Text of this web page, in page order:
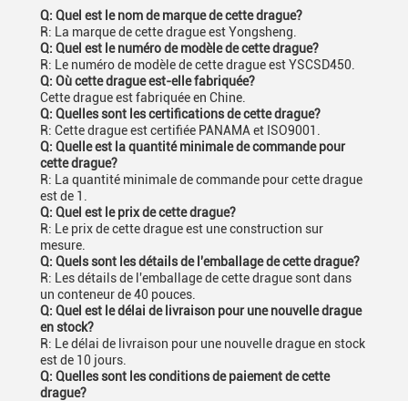
Q: Quel est le nom de marque de cette drague?
R: La marque de cette drague est Yongsheng.
Q: Quel est le numéro de modèle de cette drague?
R: Le numéro de modèle de cette drague est YSCSD450.
Q: Où cette drague est-elle fabriquée?
Cette drague est fabriquée en Chine.
Q: Quelles sont les certifications de cette drague?
R: Cette drague est certifiée PANAMA et ISO9001.
Q: Quelle est la quantité minimale de commande pour
cette drague?
R: La quantité minimale de commande pour cette drague
est de 1.
Q: Quel est le prix de cette drague?
R: Le prix de cette drague est une construction sur
mesure.
Q: Quels sont les détails de l'emballage de cette drague?
R: Les détails de l'emballage de cette drague sont dans
un conteneur de 40 pouces.
Q: Quel est le délai de livraison pour une nouvelle drague
en stock?
R: Le délai de livraison pour une nouvelle drague en stock
est de 10 jours.
Q: Quelles sont les conditions de paiement de cette
drague?